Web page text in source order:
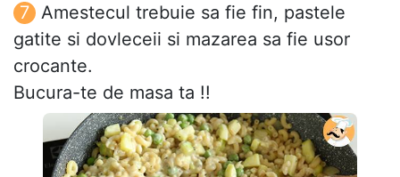
Amestecul trebuie sa fie fin, pastele
gatite si dovleceii si mazarea sa fie usor
crocante.
Bucura-te de masa ta !!